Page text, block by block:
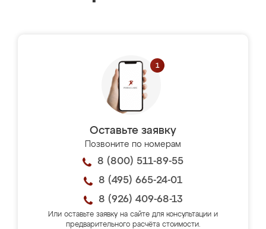
Оставьте заявку
Позвоните по номерам
8 (800) 511-89-55
8 (495) 665-24-01
8 (926) 409-68-13
Или оставьте заявку на сайте для консультации и
предварительного расчёта стоимости.